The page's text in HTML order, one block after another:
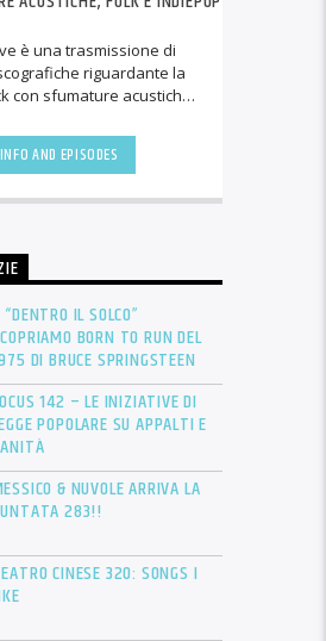
è una trasmissione di
riguardante la
con sfumature acustiche,
proposta [...]
INFO AND EPISODES
IL SOLCO”
BORN TO RUN DEL
DI BRUCE SPRINGSTEEN
142 – LE INIZIATIVE DI
POPOLARE SU APPALTI E
& NUVOLE ARRIVA LA
283!!
CINESE 320: SONGS I